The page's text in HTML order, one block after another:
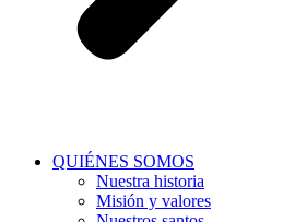
QUIÉNES SOMOS
Nuestra historia
Misión y valores